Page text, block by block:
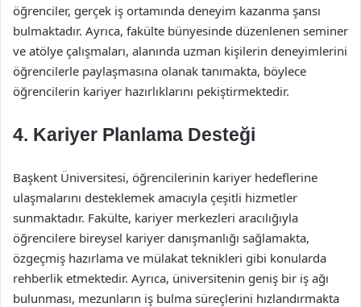
öğrenciler, gerçek iş ortamında deneyim kazanma şansı
bulmaktadır. Ayrıca, fakülte bünyesinde düzenlenen seminer
ve atölye çalışmaları, alanında uzman kişilerin deneyimlerini
öğrencilerle paylaşmasına olanak tanımakta, böylece
öğrencilerin kariyer hazırlıklarını pekiştirmektedir.
4. Kariyer Planlama Desteği
Başkent Üniversitesi, öğrencilerinin kariyer hedeflerine
ulaşmalarını desteklemek amacıyla çeşitli hizmetler
sunmaktadır. Fakülte, kariyer merkezleri aracılığıyla
öğrencilere bireysel kariyer danışmanlığı sağlamakta,
özgeçmiş hazırlama ve mülakat teknikleri gibi konularda
rehberlik etmektedir. Ayrıca, üniversitenin geniş bir iş ağı
bulunması, mezunların iş bulma süreçlerini hızlandırmakta